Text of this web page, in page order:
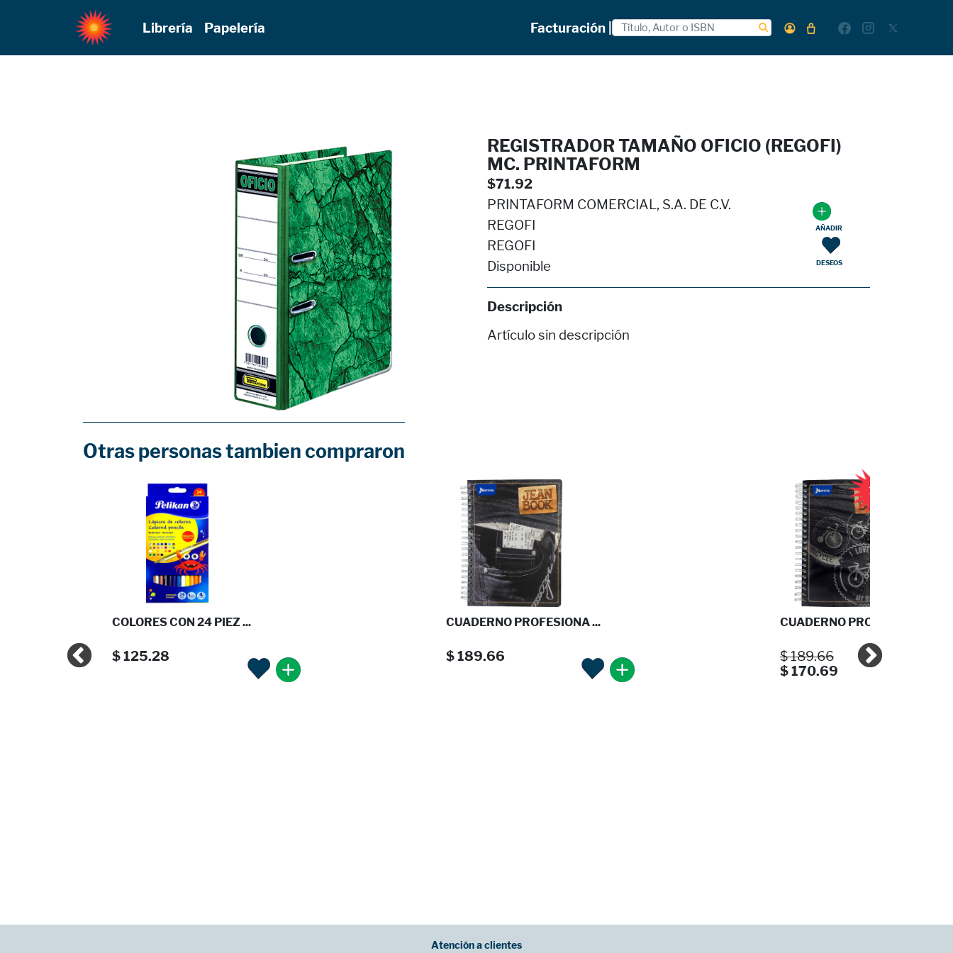
Librería Papelería Facturación |
REGISTRADOR TAMAÑO OFICIO (REGOFI)
MC. PRINTAFORM
$71.92
PRINTAFORM COMERCIAL, S.A. DE C.V.
REGOFI
REGOFI
Disponible
Descripción
AÑADIR
DESEOS
Artículo sin descripción
Otras personas tambien compraron
COLORES CON 24 PIEZ ...
$ 125.28
CUADERNO PROFESIONA ...
$ 189.66
10%
CUADERNO PROFESIONA ...
$ 189.66
$ 170.69
Atención a clientes